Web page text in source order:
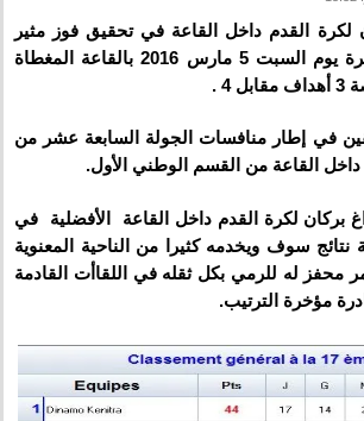
القدم داخل القاعة في تحقيق فوز مثير
على حساب أجاكس القنيطرة يوم السبت 5 مارس 2016 بالقاعة المغطاة
.
في إطار منافسات الجولة السابعة عشر من
داخل القاعة من القسم الوطني الأول.
بركان لكرة القدم داخل القاعة الأفضلية في
نتائج سوف ويخدمه كثيرا من الناحية المعنوية
محفز له للرمي بكل ثقله في اللقاأت القادمة
مؤخرة الترتيب.